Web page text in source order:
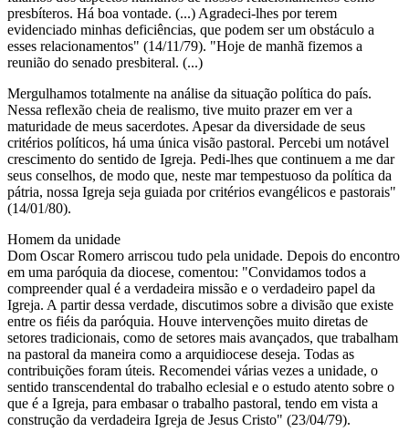
presbíteros. Há boa vontade. (...) Agradeci-lhes por terem
evidenciado minhas deficiências, que podem ser um obstáculo a
esses relacionamentos" (14/11/79). "Hoje de manhã fizemos a
reunião do senado presbiteral. (...)
Mergulhamos totalmente na análise da situação política do país.
Nessa reflexão cheia de realismo, tive muito prazer em ver a
maturidade de meus sacerdotes. Apesar da diversidade de seus
critérios políticos, há uma única visão pastoral. Percebi um notável
crescimento do sentido de Igreja. Pedi-lhes que continuem a me dar
seus conselhos, de modo que, neste mar tempestuoso da política da
pátria, nossa Igreja seja guiada por critérios evangélicos e pastorais"
(14/01/80).
Homem da unidade
Dom Oscar Romero arriscou tudo pela unidade. Depois do encontro
em uma paróquia da diocese, comentou: "Convidamos todos a
compreender qual é a verdadeira missão e o verdadeiro papel da
Igreja. A partir dessa verdade, discutimos sobre a divisão que existe
entre os fiéis da paróquia. Houve intervenções muito diretas de
setores tradicionais, como de setores mais avançados, que trabalham
na pastoral da maneira como a arquidiocese deseja. Todas as
contribuições foram úteis. Recomendei várias vezes a unidade, o
sentido transcendental do trabalho eclesial e o estudo atento sobre o
que é a Igreja, para embasar o trabalho pastoral, tendo em vista a
construção da verdadeira Igreja de Jesus Cristo" (23/04/79).